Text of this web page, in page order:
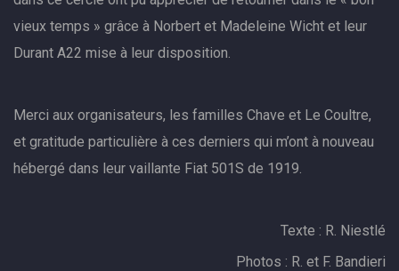
vieux temps » grâce à Norbert et Madeleine Wicht et leur
Durant A22 mise à leur disposition.
Merci aux organisateurs, les familles Chave et Le Coultre,
et gratitude particulière à ces derniers qui m’ont à nouveau
hébergé dans leur vaillante Fiat 501S de 1919.
Texte : R. Niestlé
Photos : R. et F. Bandieri